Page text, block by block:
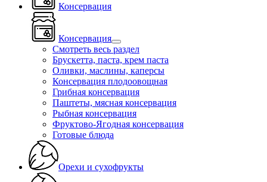
Консервация
Консервация
Смотреть весь раздел
Брускетта, паста, крем паста
Оливки, маслины, каперсы
Консервация плодоовощная
Грибная консервация
Паштеты, мясная консервация
Рыбная консервация
Фруктово-Ягодная консервация
Готовые блюда
Орехи и сухофрукты